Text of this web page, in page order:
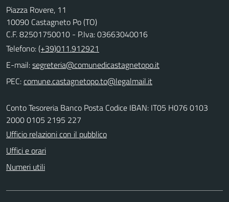
Piazza Rovere, 11
10090 Castagneto Po (TO)
C.F. 82501750010 - P.Iva: 03663040016
Telefono:(+39)011.912921
E-mail:
PEC:
Conto Tesoreria Banco Posta Codice IBAN: IT05 H076 0103
2000 0105 2195 227
Ufficio relazioni con il pubblico
Uffici e orari
Numeri utili